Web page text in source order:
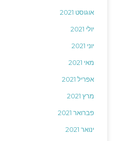
אוגוסט 2021
יולי 2021
יוני 2021
מאי 2021
אפריל 2021
מרץ 2021
פברואר 2021
ינואר 2021